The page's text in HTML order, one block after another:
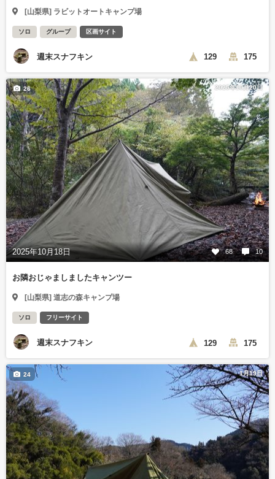
[山梨県] ラビットオートキャンプ場
ソロ グループ 区画サイト
週末スナフキン 129 175
2025年10月20日
2025年10月18日 68 10
26
お隣おじゃましましたキャンツー
[山梨県] 道志の森キャンプ場
ソロ フリーサイト
週末スナフキン 129 175
1月19日
24